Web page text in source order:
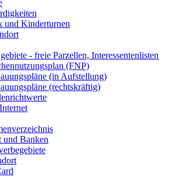
und Kinderturnen
- freie Parzellen, Interessentenlisten
(FNP)
(in Aufstellung)
(rechtskräftig)
und Banken